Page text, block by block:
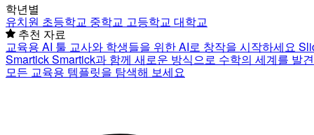
학년별
유치원 초등학교 중학교 고등학교 대학교
추천 자료
교육용 AI 툴 교사와 학생들을 위한 AI로 창작을 시작하세요
SmartickSmartick과 함께 새로운 방식으로 수학의 세계를 발
모든 교육용 템플릿을 탐색해 보세요